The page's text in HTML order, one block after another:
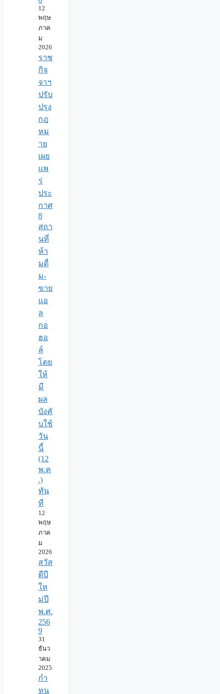
12
พฤษ
ภาค
ม
2026
ราช
กิจ
จาฯ
ปรับ
ปรุง
กฎ
หม
าย
เผย
แพ
ร่
ประ
กาศ
8
สถา
นที่
ห้า
มดื่
ม-
ขาย
แอ
ล
กอ
ฮอ
ล์
โดย
ให้
มี
ผล
บังคั
บใช้
วัน
นี้
(12
พ.ค
.)
ทัน
ที
12
พฤษ
ภาค
ม
2026
สวัส
ดีปี
ให
ม่ปี
พ.ศ.
256
9
31
ธันว
าคม
2025
กำ
หน